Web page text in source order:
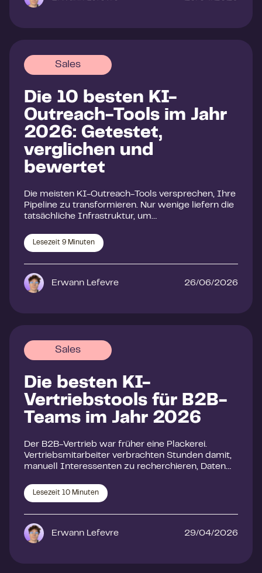
Sales
Die 10 besten KI-
Outreach-Tools im Jahr
2026: Getestet,
verglichen und
bewertet
Die meisten KI-Outreach-Tools versprechen, Ihre
Pipeline zu transformieren. Nur wenige liefern die
tatsächliche Infrastruktur, um…
Lesezeit 9 Minuten
Erwann Lefevre 26/06/2026
Sales
Die besten KI-
Vertriebstools für B2B-
Teams im Jahr 2026
Der B2B-Vertrieb war früher eine Plackerei.
Vertriebsmitarbeiter verbrachten Stunden damit,
manuell Interessenten zu recherchieren, Daten…
Lesezeit 10 Minuten
Erwann Lefevre 29/04/2026